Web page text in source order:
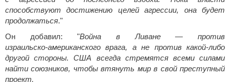
способствуют достижению целей агрессии, она будет
продолжаться."
Он добавил: "Война в Ливане — против
израильско‑американского врага, а не против какой-либо
другой стороны. США всегда стремятся всеми силами
найти союзников, чтобы втянуть мир в свой преступный
проект.